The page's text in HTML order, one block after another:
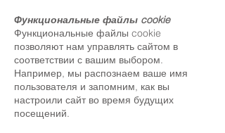
Функциональные файлы cookie
Функциональные файлы cookie
позволяют нам управлять сайтом в
соответствии с вашим выбором.
Например, мы распознаем ваше имя
пользователя и запомним, как вы
настроили сайт во время будущих
посещений.